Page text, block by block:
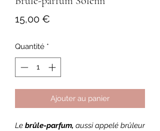
15,00 €
Quantité *
Ajouter au panier
Le brûle-parfum, aussi appelé brûleur